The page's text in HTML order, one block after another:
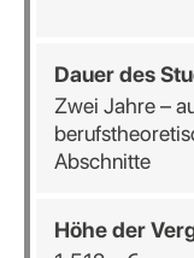
Dauer des
Zwei Jahre –
Abschnitte
Höhe der